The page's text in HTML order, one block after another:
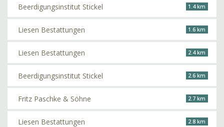
Beerdigungsinstitut Stickel 1.4 km
Liesen Bestattungen 1.6 km
Liesen Bestattungen 2.4 km
Beerdigungsinstitut Stickel 2.6 km
Fritz Paschke & Söhne 2.7 km
Liesen Bestattungen 2.8 km